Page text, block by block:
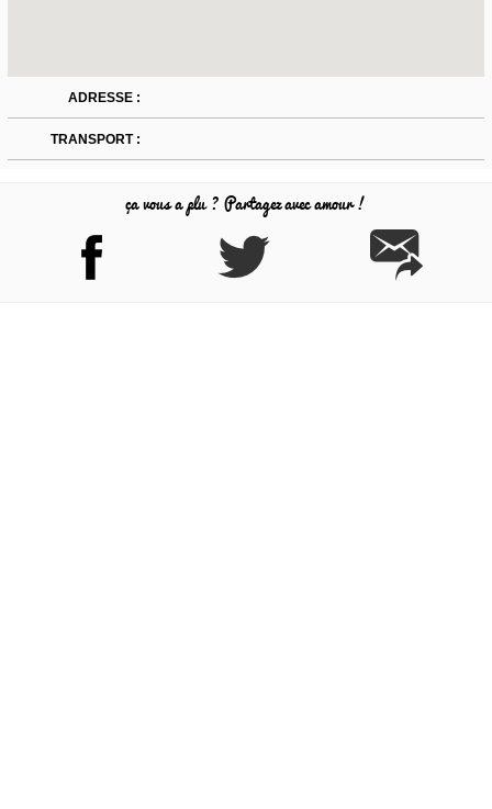
ADRESSE :
TRANSPORT :
ça vous a plu ? Partagez avec amour !